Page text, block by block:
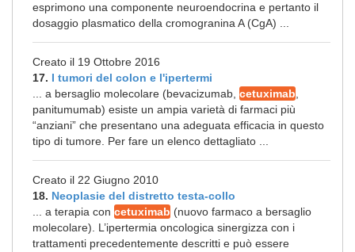
esprimono una componente neuroendocrina e pertanto il
dosaggio plasmatico della cromogranina A (CgA) ...
Creato il 19 Ottobre 2016
17. I tumori del colon e l'ipertermi
... a bersaglio molecolare (bevacizumab, cetuximab
panitumumab) esiste un ampia varietà di farmaci più
“anziani” che presentano una adeguata efficacia in questo
tipo di tumore. Per fare un elenco dettagliato ...
Creato il 22 Giugno 2010
18. Neoplasie del distretto testa-collo
... a terapia con cetuximab (nuovo farmaco a bersaglio
molecolare). L’ipertermia oncologica sinergizza con i
trattamenti precedentemente descritti e può essere